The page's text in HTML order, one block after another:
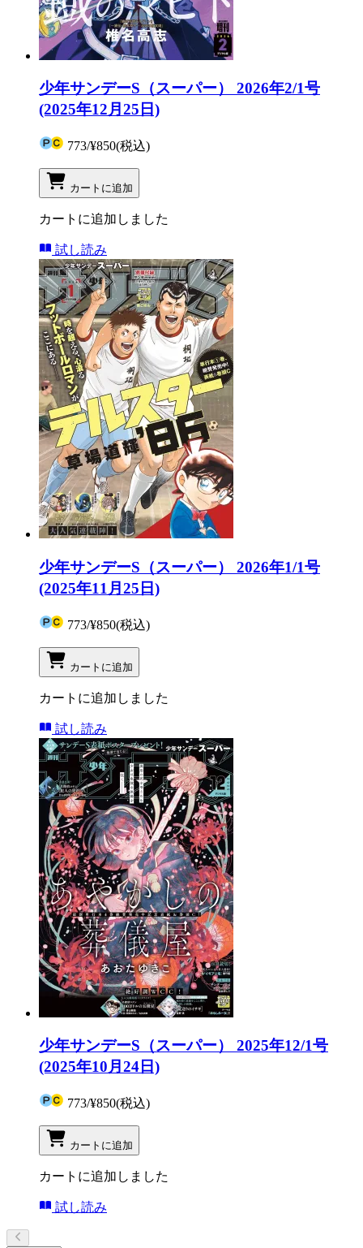
少年サンデーS（スーパー） 2026年2/1号
(2025年12月25日)
773/¥850(税込)
カートに追加
カートに追加しました
試し読み
少年サンデーS（スーパー） 2026年1/1号
(2025年11月25日)
773/¥850(税込)
カートに追加
カートに追加しました
試し読み
少年サンデーS（スーパー） 2025年12/1号
(2025年10月24日)
773/¥850(税込)
カートに追加
カートに追加しました
試し読み